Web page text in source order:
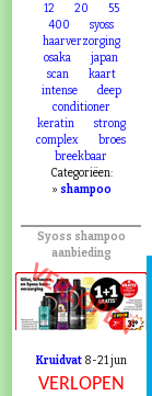
12
20
55
400
syoss
haarverzorging
osaka
japan
scan
kaart
intense
deep
conditioner
keratin
strong
complex
broes
breekbaar
Categoriëen:
» shampoo
Syoss shampoo
aanbieding
VERLOPEN
Kruidvat8-21 jun
VERLOPEN